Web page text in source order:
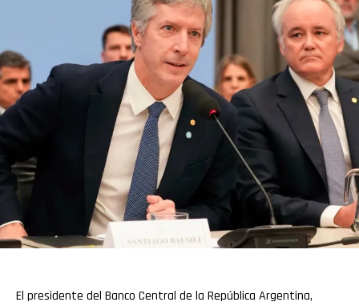
El presidente del Banco Central de la República Argentina,